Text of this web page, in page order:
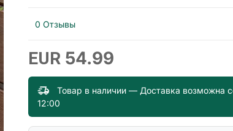
0 Отзывы
EUR 54.99
Товар в наличии — Доставка возможна
12:00